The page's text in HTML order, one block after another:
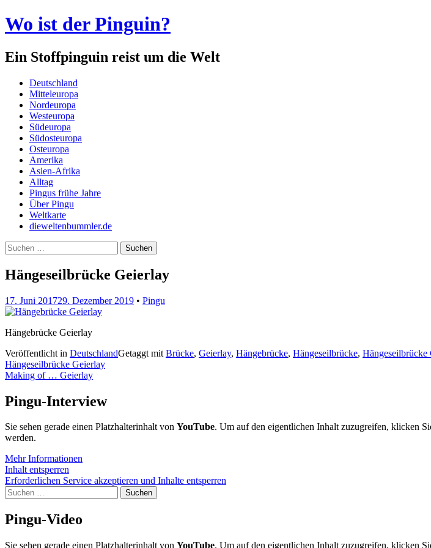
Wo ist der Pinguin?
Ein Stoffpinguin reist um die Welt
Menü
Zum
Inhalt
springen
Deutschland
Mitteleuropa
Nordeuropa
Westeuropa
Südeuropa
Südosteuropa
Osteuropa
Amerika
Asien-Afrika
Alltag
Pingus frühe Jahre
Über Pingu
Weltkarte
dieweltenbummler.de
Suchen
nach:
Hängeseilbrücke Geierlay
17. Juni 201729. Dezember 2019 • Pingu
Hängebrücke Geierlay
Veröffentlicht in DeutschlandGetaggt mit Brücke, Geierlay, Hängebrücke, Hängeseilbrücke, Hängeseilbrücke
Beitragsnavigation
Hängeseilbrücke Geierlay
Making of … Geierlay
Pingu-Interview
Sie sehen gerade einen Platzhalterinhalt von YouTube. Um auf den eigentlichen Inhalt zuzugreifen, klicken
werden.
Mehr Informationen
Inhalt entsperren
Erforderlichen Service akzeptieren und Inhalte entsperren
Suchen
nach:
Pingu-Video
Sie sehen gerade einen Platzhalterinhalt von YouTube. Um auf den eigentlichen Inhalt zuzugreifen, klicken